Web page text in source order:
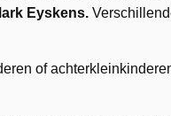
Eyskens.
of